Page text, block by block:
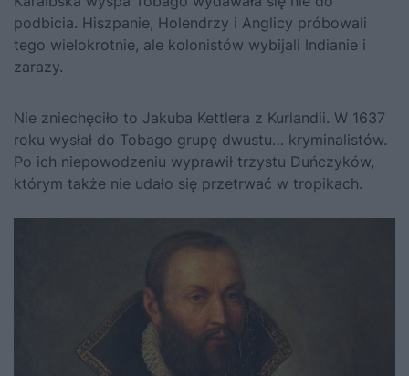
podbicia. Hiszpanie, Holendrzy i Anglicy próbowali
tego wielokrotnie, ale kolonistów wybijali Indianie i
zarazy.
Nie zniechęciło to Jakuba Kettlera z Kurlandii. W 1637
roku wysłał do Tobago grupę dwustu… kryminalistów.
Po ich niepowodzeniu wyprawił trzystu Duńczyków,
którym także nie udało się przetrwać w tropikach.